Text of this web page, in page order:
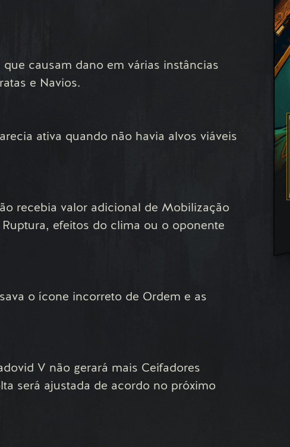
causam dano em várias instâncias
e Navios.
ativa quando não havia alvos viáveis
recebia valor adicional de Mobilização
efeitos do clima ou o oponente
o ícone incorreto de Ordem e as
V não gerará mais Ceifadores
será ajustada de acordo no próximo